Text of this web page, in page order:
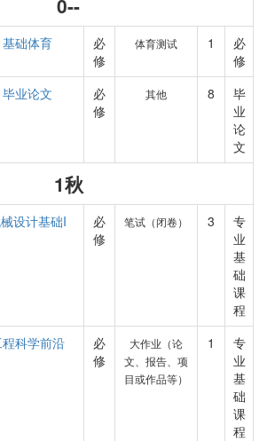
0--
基础体育
必
修
体育测试 1
必
修
毕业论文
必
修
其他 8
毕
业
论
文
1秋
设计基础I
必
修
笔试（闭卷） 3
专
业
基
础
课
程
科学前沿
必
修
大作业（论
文、报告、项
目或作品等）
1
专
业
基
础
课
程